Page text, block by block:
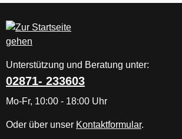
Unterstützung und Beratung unter:
02871- 233603
Mo-Fr, 10:00 - 18:00 Uhr
Oder über unser Kontaktformular.